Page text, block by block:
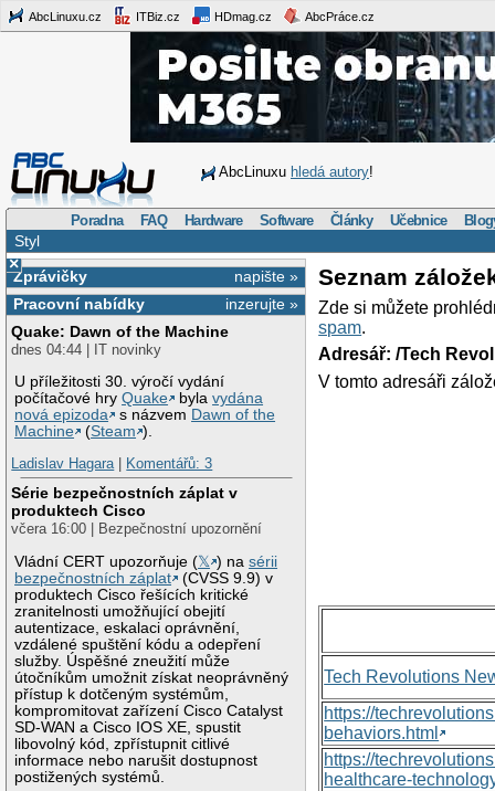
AbcLinuxu.cz ITBiz.cz HDmag.cz AbcPráce.cz
AbcLinuxu hledá autory!
Poradna FAQ Hardware Software Články Učebnice
Styl
×
napište »
Zprávičky
inzerujte »
Pracovní nabídky
Quake: Dawn of the Machine
dnes 04:44 | IT novinky
U příležitosti 30. výročí vydání
počítačové hryQuake bylavydána
nová epizoda
s názvem Dawn of the
Machine
(Steam ).
Ladislav Hagara| Komentářů: 3
Série bezpečnostních záplat v
produktech Cisco
včera 16:00 | Bezpečnostní upozornění
Vládní CERT upozorňuje (𝕏 ) nasérii
bezpečnostních záplat
(CVSS 9.9) v
produktech Cisco řešících kritické
zranitelnosti umožňující obejití
autentizace, eskalaci oprávnění,
vzdálené spuštění kódu a odepření
služby. Úspěšné zneužití může
útočníkům umožnit získat neoprávněný
přístup k dotčeným systémům,
kompromitovat zařízení Cisco Catalyst
SD-WAN a Cisco IOS XE, spustit
libovolný kód, zpřístupnit citlivé
informace nebo narušit dostupnost
postižených systémů.
Seznam
Zde si můžete
spam.
Adresář: /Tech
V tomto adresáři
Tech Revolutions
https://
behaviors.html
https://
healthcare-